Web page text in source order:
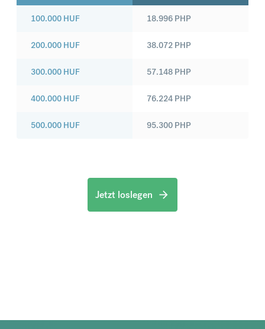
100.000 HUF
200.000 HUF
300.000 HUF
400.000 HUF
500.000 HUF
18.996 PHP
38.072 PHP
57.148 PHP
76.224 PHP
95.300 PHP
Jetzt loslegen